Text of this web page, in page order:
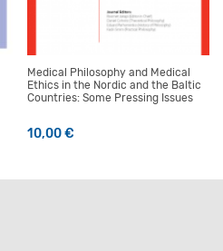
Medical Philosophy and Medical
Ethics in the Nordic and the Baltic
Countries: Some Pressing Issues
10,00€